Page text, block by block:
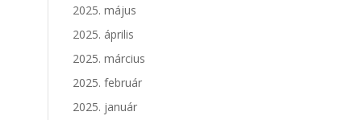
2025. május
2025. április
2025. március
2025. február
2025. január